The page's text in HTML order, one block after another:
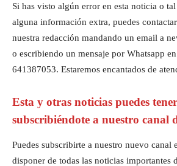
Si has visto algún error en esta noticia o
alguna información extra, puedes
nuestra redacción mandando un email a
o escribiendo un mensaje por Whatsapp
641387053. Estaremos encantados de
Esta y otras noticias puedes
subscribiéndote a nuestro canal
Puedes subscribirte a nuestro nuevo canal
disponer de todas las noticias importantes